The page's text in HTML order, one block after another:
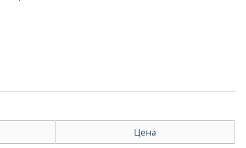
Цена